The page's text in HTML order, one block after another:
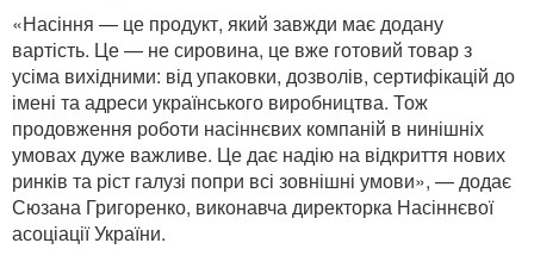
«Насіння — це продукт, який завжди має додану
вартість. Це — не сировина, це вже готовий товар з
усіма вихідними: від упаковки, дозволів, сертифікацій до
імені та адреси українського виробництва. Тож
продовження роботи насіннєвих компаній в нинішніх
умовах дуже важливе. Це дає надію на відкриття нових
ринків та ріст галузі попри всі зовнішні умови», — додає
Сюзана Григоренко, виконавча директорка Насіннєвої
асоціації України.